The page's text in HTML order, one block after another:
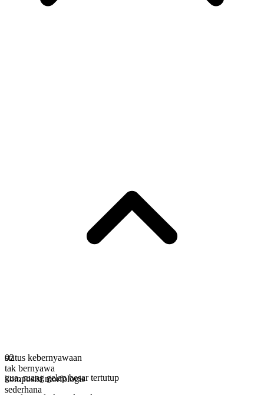
status kebernyawaan
tak bernyawa
komposisi morfologis
sederhana
02
gua,ruang gelap besar tertutup